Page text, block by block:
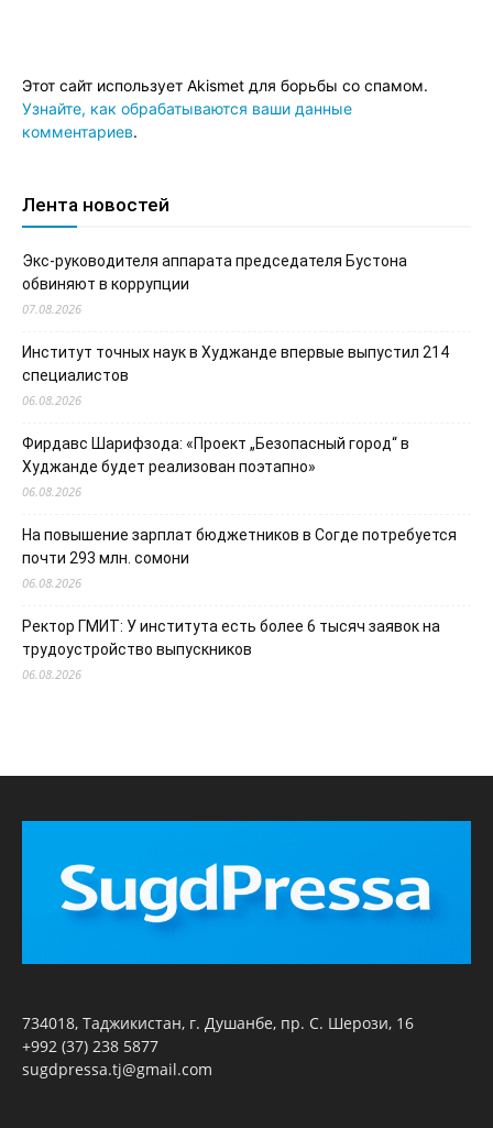
Этот сайт использует Akismet для борьбы со спамом.
Узнайте, как обрабатываются ваши данные
комментариев.
Лента новостей
Экс-руководителя аппарата председателя Бустона
обвиняют в коррупции
07.08.2026
Институт точных наук в Худжанде впервые выпустил 214
специалистов
06.08.2026
Фирдавс Шарифзода: «Проект „Безопасный город“ в
Худжанде будет реализован поэтапно»
06.08.2026
На повышение зарплат бюджетников в Согде потребуется
почти 293 млн. сомони
06.08.2026
Ректор ГМИТ: У института есть более 6 тысяч заявок на
трудоустройство выпускников
06.08.2026
734018, Таджикистан, г. Душанбе, пр. С. Шерози, 16
+992 (37) 238 5877
sugdpressa.tj@gmail.com